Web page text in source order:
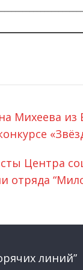
Михеева из
Центра
отряда
линий”